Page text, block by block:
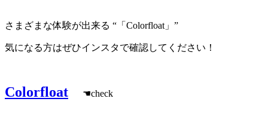
さまざまな体験が出来る “「Colorfloat」”
気になる方はぜひインスタで確認してください！
Colorfloat ☚check